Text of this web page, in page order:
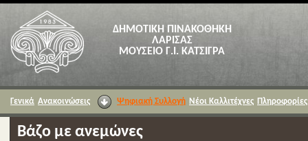
ΔΗΜΟΤΙΚΗ ΠΙΝΑΚΟΘΗΚΗ
ΛΑΡΙΣΑΣ
ΜΟΥΣΕΙΟ Γ.Ι. ΚΑΤΣΙΓΡΑ
Γενικά Ανακοινώσεις Ψηφιακή Συλλογή Νέοι Καλλιτέχνες Πληροφορίες
Βάζο με ανεμώνες